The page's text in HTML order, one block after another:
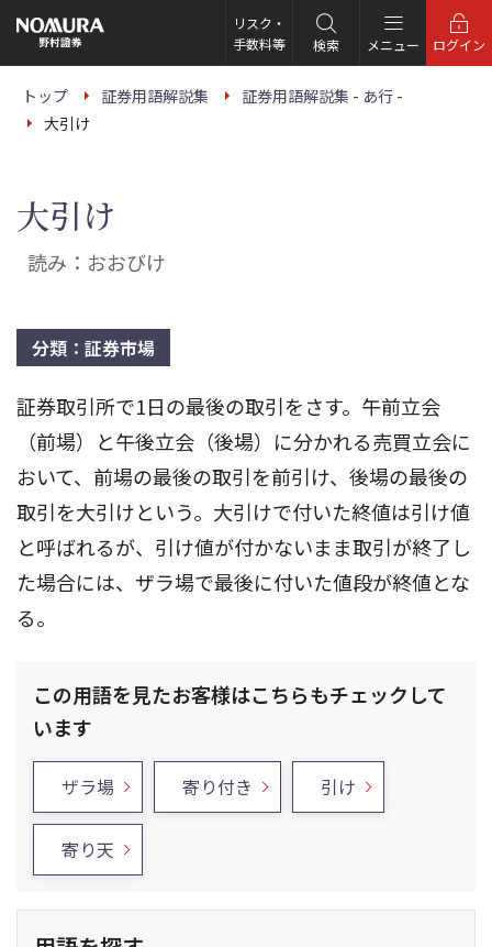
の
ー
リスク・
手数料等
検索 メニュー ログイン
トップ 証券用語解説集
証券用語解説集 - あ行 -
大引け
大引け
読み：おおびけ
分類：証券市場
証券取引所で1日の最後の取引をさす。午前立会
（前場）と午後立会（後場）に分かれる売買立会に
おいて、前場の最後の取引を前引け、後場の最後の
取引を大引けという。大引けで付いた終値は引け値
と呼ばれるが、引け値が付かないまま取引が終了し
た場合には、ザラ場で最後に付いた値段が終値とな
る。
この用語を見たお客様はこちらもチェックして
います
ザラ場 寄り付き 引け
寄り天